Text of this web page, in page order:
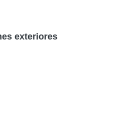
exteriores